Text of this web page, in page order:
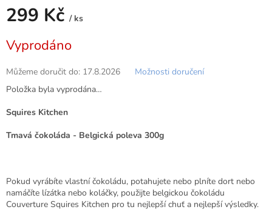
299 Kč / ks
cena:
Vyprodáno
Můžeme doručit do: 17.8.2026
Možnosti doručení
Položka byla vyprodána…
Squires Kitchen
Tmavá čokoláda - Belgická poleva 300g
Pokud vyrábíte vlastní čokoládu, potahujete nebo plníte dort nebo
namáčíte lízátka nebo koláčky, použijte belgickou čokoládu
Couverture Squires Kitchen pro tu nejlepší chuť a nejlepší výsledky.